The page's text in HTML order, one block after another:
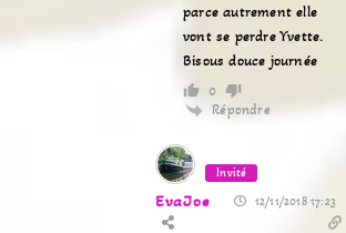
parce autrement elle
vont se perdre Yvette.
Bisous douce journée
0
Répondre
Invité
EvaJoe 12/11/2018 17:23